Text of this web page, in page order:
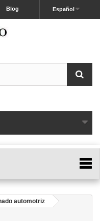
Español
Blog
automotriz